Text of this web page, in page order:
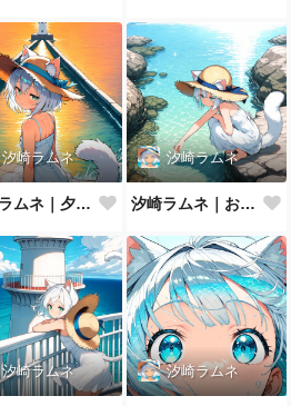
汐崎ラムネ
汐崎ラムネ｜夕暮れの防波堤
汐崎ラムネ
汐崎ラムネ｜およげない猫っ子
汐崎ラムネ 汐崎ラムネ